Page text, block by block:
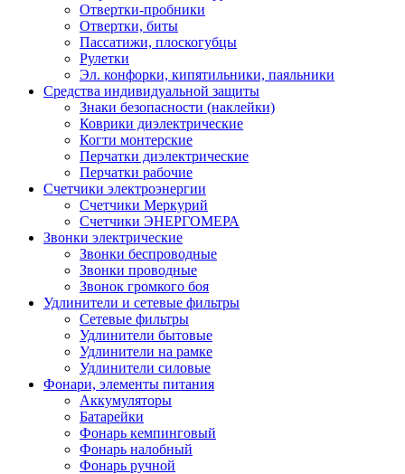
Отвертки-пробники
Отвертки, биты
Пассатижи, плоскогубцы
Рулетки
Эл. конфорки, кипятильники, паяльники
Средства индивидуальной защиты
Знаки безопасности (наклейки)
Коврики диэлектрические
Когти монтерские
Перчатки диэлектрические
Перчатки рабочие
Счетчики электроэнергии
Счетчики Меркурий
Счетчики ЭНЕРГОМЕРА
Звонки электрические
Звонки беспроводные
Звонки проводные
Звонок громкого боя
Удлинители и сетевые фильтры
Сетевые фильтры
Удлинители бытовые
Удлинители на рамке
Удлинители силовые
Фонари, элементы питания
Аккумуляторы
Батарейки
Фонарь кемпинговый
Фонарь налобный
Фонарь ручной